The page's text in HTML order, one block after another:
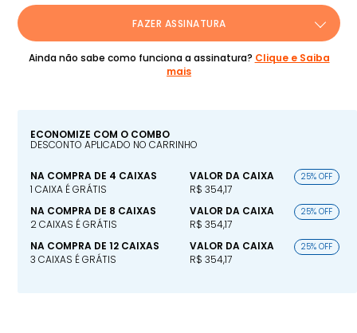
FAZER ASSINATURA
Ainda não sabe como funciona a assinatura? Clique e Saiba
mais
ECONOMIZE COM O COMBO
DESCONTO APLICADO NO CARRINHO
NA COMPRA DE 4 CAIXAS
1 CAIXA É GRÁTIS
VALOR DA CAIXA
R$ 354,17
25% OFF
NA COMPRA DE 8 CAIXAS
2 CAIXAS É GRÁTIS
VALOR DA CAIXA
R$ 354,17
25% OFF
NA COMPRA DE 12 CAIXAS
3 CAIXAS É GRÁTIS
VALOR DA CAIXA
R$ 354,17
25% OFF